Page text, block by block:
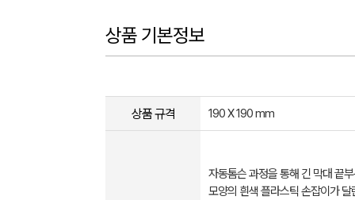
상품 기본정보
상품 규격 190 X 190 mm
자동톰슨 과정을 통해 긴 막대 끝
모양의 흰색 플라스틱 손잡이가 달